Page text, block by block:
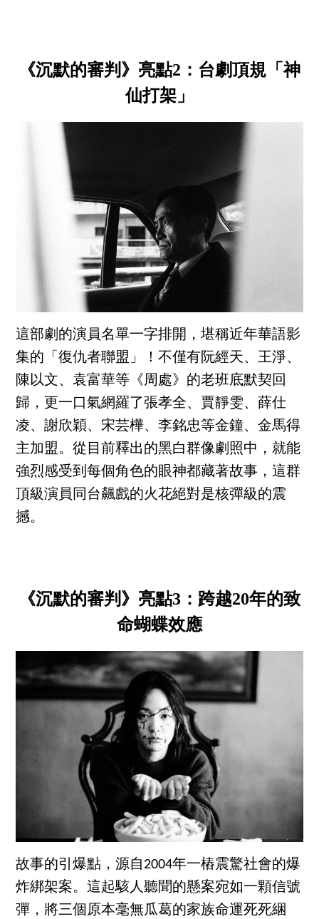
《沉默的審判》亮點2：台劇頂規「神
仙打架」
這部劇的演員名單一字排開，堪稱近年華語影
集的「復仇者聯盟」！不僅有阮經天、王淨、
陳以文、袁富華等《周處》的老班底默契回
歸，更一口氣網羅了張孝全、賈靜雯、薛仕
凌、謝欣穎、宋芸樺、李銘忠等金鐘、金馬得
主加盟。從目前釋出的黑白群像劇照中，就能
強烈感受到每個角色的眼神都藏著故事，這群
頂級演員同台飆戲的火花絕對是核彈級的震
撼。
《沉默的審判》亮點3：跨越20年的致
命蝴蝶效應
故事的引爆點，源自2004年一樁震驚社會的爆
炸綁架案。這起駭人聽聞的懸案宛如一顆信號
彈，將三個原本毫無瓜葛的家族命運死死綑